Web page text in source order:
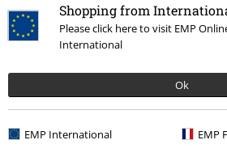
Shopping from
Please click here to visit EMP
International
Ok
EMP International EMP
Więcej kategorii. Więcej możliwości.
Zespoły Media CD
Zespoły Top Bands